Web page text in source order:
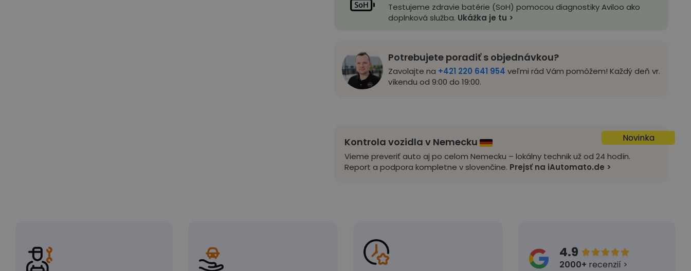
Testujeme zdravie batérie (SoH) pomocou diagnostiky Aviloo ako
doplnková služba. Ukážka je tu >
Potrebujete poradiť s objednávkou?
Zavolajte na +421 220 641 954 veľmi rád Vám pomôžem! Každý deň vr.
víkendu od 9:00 do 19:00.
Novinka
Kontrola vozidla v Nemecku
Vieme preveriť auto aj po celom Nemecku – lokálny technik už od 24 hodín.
Report a podpora kompletne v slovenčine. Prejsť na iAutomato.de >
4.9 
2000+ recenzií >